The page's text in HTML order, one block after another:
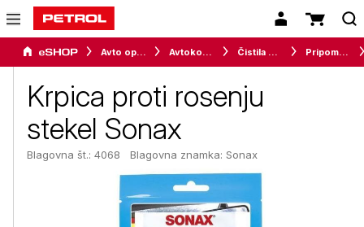
Avto oprema in avtomobilizem Avtokozmetika Čistila za avto Pripomočki za čiščenje in vzdrževanje
Krpica proti rosenju
stekel Sonax
Blagovna št.: 4068 Blagovna znamka: Sonax